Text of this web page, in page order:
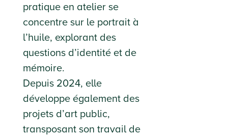
pratique en atelier se
concentre sur le portrait à
l’huile, explorant des
questions d’identité et de
mémoire.
Depuis 2024, elle
développe également des
projets d’art public,
transposant son travail de